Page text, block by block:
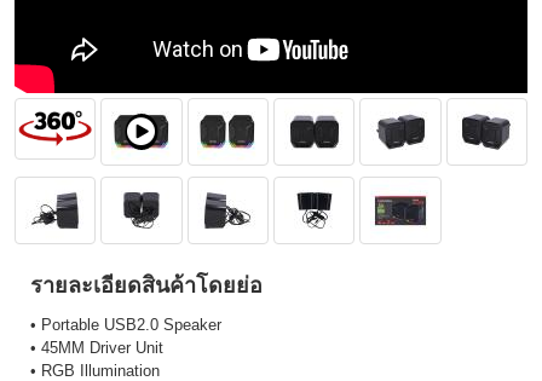
รายละเอียดสินค้าโดยย่อ
• Portable USB2.0 Speaker
• 45MM Driver Unit
• RGB Illumination